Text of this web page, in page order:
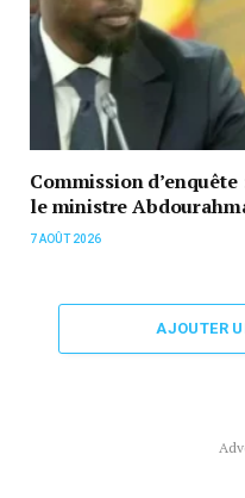
Commission
le ministre
7 AOÛT 2026
AJOUTER